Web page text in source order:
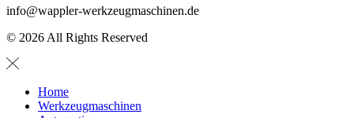
info@wappler-werkzeugmaschinen.de
© 2026 All Rights Reserved
Home
Werkzeugmaschinen